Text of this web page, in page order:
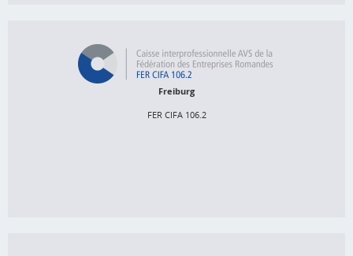
Freiburg
FER CIFA 106.2
Spitalgasse 15
Postfach 352